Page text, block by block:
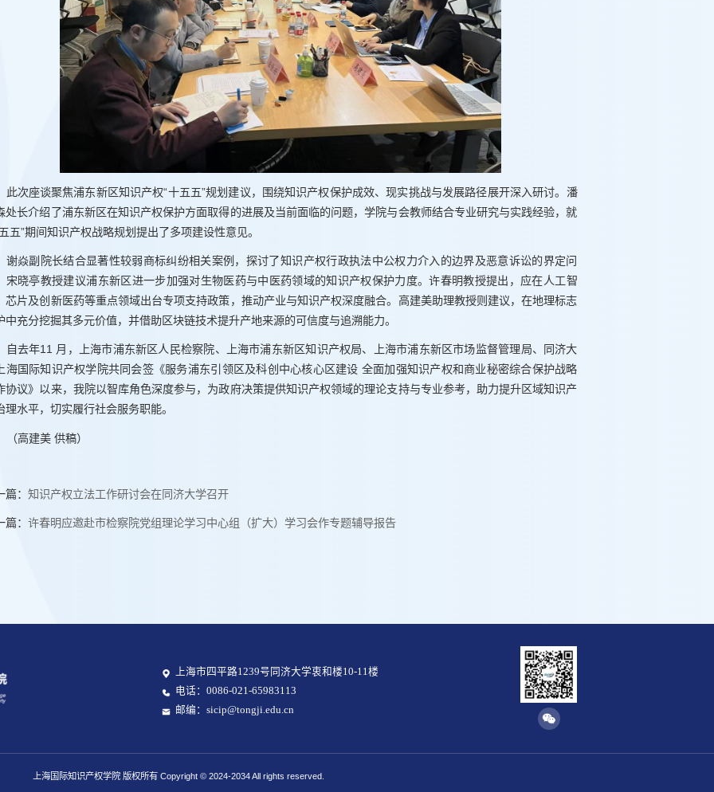
此次座谈聚焦浦东新区知识产权“十五五”规划建议，围绕知识产权保护成效、现实挑战与发展路径展开深入研讨。潘
处长介绍了浦东新区在知识产权保护方面取得的进展及当前面临的问题，学院与会教师结合专业研究与实践经验，就
五”期间知识产权战略规划提出了多项建设性意见。
谢焱副院长结合显著性较弱商标纠纷相关案例，探讨了知识产权行政执法中公权力介入的边界及恶意诉讼的界定问
宋晓亭教授建议浦东新区进一步加强对生物医药与中医药领域的知识产权保护力度。许春明教授提出，应在人工智
芯片及创新医药等重点领域出台专项支持政策，推动产业与知识产权深度融合。高建美助理教授则建议，在地理标志
中充分挖掘其多元价值，并借助区块链技术提升产地来源的可信度与追溯能力。
自去年11 月，上海市浦东新区人民检察院、上海市浦东新区知识产权局、上海市浦东新区市场监督管理局、同济大
海国际知识产权学院共同会签《服务浦东引领区及科创中心核心区建设 全面加强知识产权和商业秘密综合保护战略
协议》以来，我院以智库角色深度参与，为政府决策提供知识产权领域的理论支持与专业参考，助力提升区域知识产
理水平，切实履行社会服务职能。
（高建美 供稿）
篇：知识产权立法工作研讨会在同济大学召开
篇：许春明应邀赴市检察院党组理论学习中心组（扩大）学习会作专题辅导报告
上海市四平路1239号同济大学衷和楼10-11楼
电话：0086-021-65983113
邮编：sicip@tongji.edu.cn
上海国际知识产权学院 版权所有 Copyright © 2024-2034 All rights reserved.